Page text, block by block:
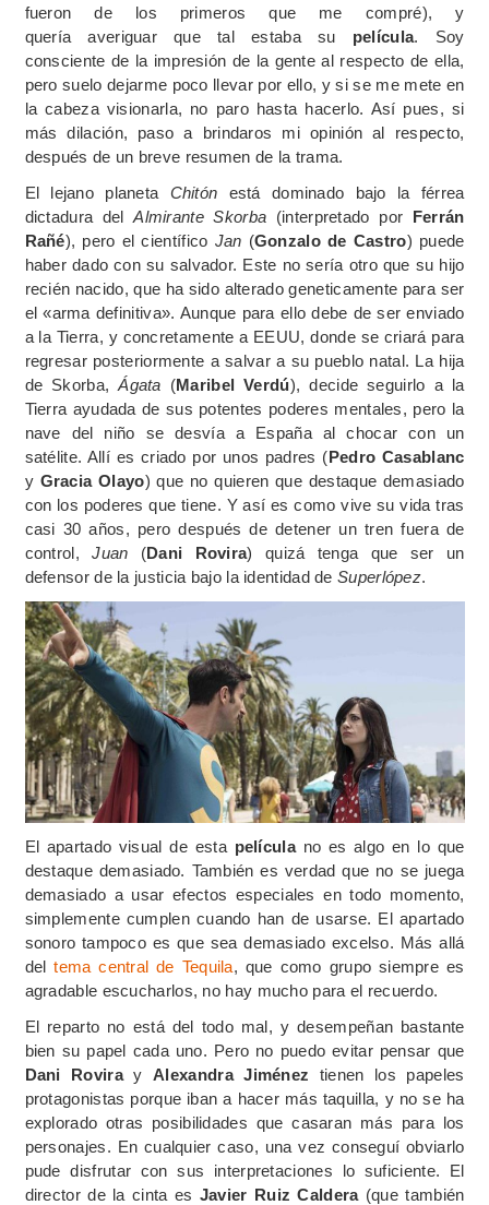
fueron de los primeros que me compré), y
quería averiguar que tal estaba su película. Soy
consciente de la impresión de la gente al respecto de ella,
pero suelo dejarme poco llevar por ello, y si se me mete en
la cabeza visionarla, no paro hasta hacerlo. Así pues, si
más dilación, paso a brindaros mi opinión al respecto,
después de un breve resumen de la trama.
El lejano planeta Chitón está dominado bajo la férrea
dictadura delAlmirante Skorba (interpretado por Ferrán
Rañé), pero el científico Jan (Gonzalo de Castro) puede
haber dado con su salvador. Este no sería otro que su hijo
recién nacido, que ha sido alterado geneticamente para ser
el «arma definitiva». Aunque para ello debe de ser enviado
a la Tierra, y concretamente a EEUU, donde se criará para
regresar posteriormente a salvar a su pueblo natal. La hija
de Skorba,Ágata (Maribel Verdú), decide seguirlo a la
Tierra ayudada de sus potentes poderes mentales, pero la
nave del niño se desvía a España al chocar con un
satélite. Allí es criado por unos padres (Pedro Casablanc
y Gracia Olayo) que no quieren que destaque demasiado
con los poderes que tiene. Y así es como vive su vida tras
casi 30 años, pero después de detener un tren fuera de
control,Juan (Dani Rovira) quizá tenga que ser un
defensor de la justicia bajo la identidad deSuperlópez.
El apartado visual de esta películano es algo en lo que
destaque demasiado. También es verdad que no se juega
demasiado a usar efectos especiales en todo momento,
simplemente cumplen cuando han de usarse. El apartado
sonoro tampoco es que sea demasiado excelso. Más allá
deltema central de Tequila, que como grupo siempre es
agradable escucharlos, no hay mucho para el recuerdo.
El reparto no está del todo mal, y desempeñan bastante
bien su papel cada uno. Pero no puedo evitar pensar que
Dani RovirayAlexandra Jiménez tienen los papeles
protagonistas porque iban a hacer más taquilla, y no se ha
explorado otras posibilidades que casaran más para los
personajes. En cualquier caso, una vez conseguí obviarlo
pude disfrutar con sus interpretaciones lo suficiente. El
director de la cinta es Javier Ruiz Caldera(que también